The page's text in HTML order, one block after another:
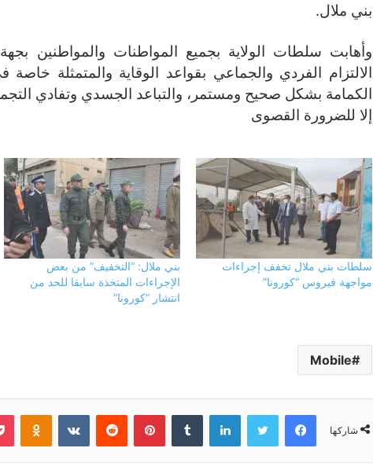
بني ملال.
وأهابت سلطات الولاية بجميع المواطنات والمواطنين
الالتزام الفردي والجماعي بقواعد الوقاية والمتمثلة
الكمامة بشكل صحيح ومستمر، والتباعد الجسدي وتفادي
إلا للضرورة القصوى
سلطات بني ملال تخفف إجراءات
مواجهة فيروس “كورونا”
بني ملال: “التخفيف” من بعض
الإجراءات المتخذة سابقا للحد من
انتشار “كورونا”
Mobile
شاركها
فيسبوك تويتر لينكدإن بينتيريست